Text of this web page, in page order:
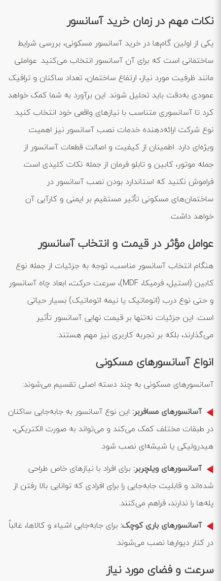
نکات مهم در زمان خرید آسانسور
یکی از اولین گام‌ها در خرید آسانسور مسکونی، بررسی شرایط
ساختمانی است که برای آن آسانسور انتخاب می‌کنید. عواملی
مانند ظرفیت مورد نیاز، ارتفاع ساختمان، تعداد ساکنان و ترافیک
عمودی به‌دقت باید تحلیل شوند. این برآورد به شما کمک خواهد
کرد تا آسانسوری متناسب با نیازهای واقعی خود انتخاب کنید.
نوع شرکت ارائه‌دهنده خدمات نصب آسانسور نیز اهمیت
ویژه‌ای دارد. اطمینان از کیفیت و اصالت قطعات آسانسور از
جمله موتور، کابین و تابلو فرمان از جمله نکات کلیدی است.
فراموش نکنید که استاندارد بودن نصب آسانسور در
ساختمان‌های مسکونی تأثیر مستقیم بر ایمنی و کارآیی آن
خواهد داشت.
عوامل مؤثر در قیمت و انتخاب آسانسور
هنگام انتخاب آسانسور مناسب، توجه به جزئیات از جمله نوع
کابین (استیل، فرمیکا، MDF)، سرعت حرکت، ابعاد چاه آسانسور
و حتی نوع درب (اتوماتیک یا نیمه اتوماتیک) بسیار حیاتی
است. این جزئیات نه‌تنها بر قیمت نهایی آسانسور تأثیر
می‌گذارند، بلکه بر تجربه کاربری نیز مهم هستند.
انواع آسانسورهای مسکونی
آسانسورهای مسکونی به چند دسته اصلی تقسیم می‌شوند:
آسانسورهای مسافربر: این نوع آسانسور به جابه‌جایی ساکنان
در طبقات مختلف کمک می‌کند و می‌تواند به صورت الکتریکی،
هیدرولیکی یا شیشه‌ای نصب شود.
آسانسورهای ویلچربر: برای افراد با نیازهای خاص طراحی
شده‌اند و قابلیت جابه‌جایی را برای افرادی که توانایی بالا رفتن از
پله‌ها را ندارند، فراهم می‌کنند.
آسانسورهای باری کوچک: برای جابه‌جایی اشیاء و کالاها، غالباً
در کنار دیوارها نصب می‌شوند.
سرعت و فضای مورد نیاز